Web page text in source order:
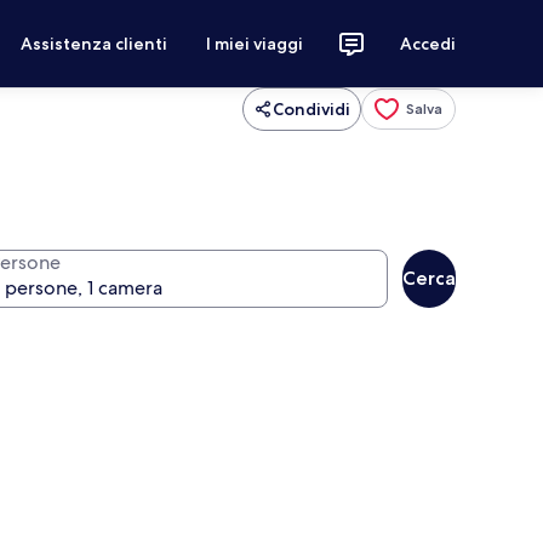
Assistenza clienti I miei viaggi Accedi
Condividi Salva
Cerca